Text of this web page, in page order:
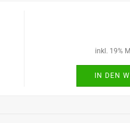
inkl. 19%
IN DEN